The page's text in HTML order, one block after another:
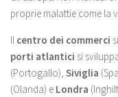
proprie malattie come la
Il centro dei commerci
porti atlantici si
(Portogallo), Siviglia
(Olanda) e Londra